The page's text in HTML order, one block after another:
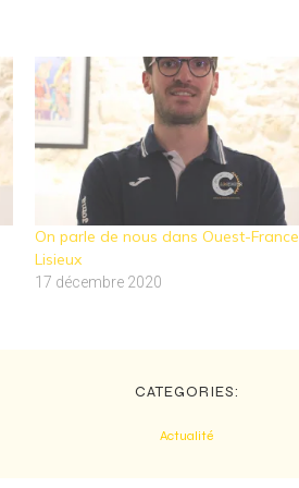
On parle de nous dans Ouest-France
Lisieux
17 décembre 2020
CATEGORIES:
Actualité